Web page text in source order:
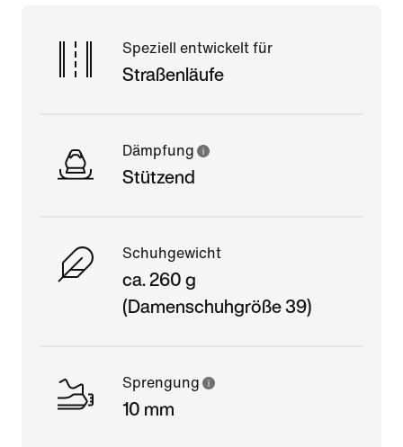
Speziell entwickelt für
Straßenläufe
Dämpfung
Stützend
Schuhgewicht
ca. 260 g
(Damenschuhgröße 39)
Sprengung
10 mm